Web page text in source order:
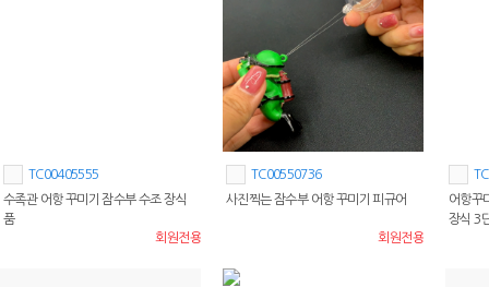
TC00405555
수족관 어항 꾸미기 잠수부 수조 장식
품
회원전용
TC00550736
사진찍는 잠수부 어항 꾸미기 피규어
회원전용
어항꾸
장식 3